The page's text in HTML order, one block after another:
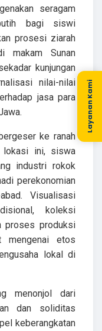
seragam
bagi siswi
prosesi ziarah
makam Sunan
kunjungan
nilai-nilai
jasa para
ke ranah
lokasi ini, siswa
industri rokok
perekonomian
Visualisasi
koleksi
proses produksi
mengenai etos
lokal di
menonjol dari
dan soliditas
keberangkatan
Layanan Kami